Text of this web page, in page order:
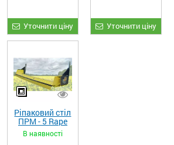
Уточнити ціну Уточнити ціну
Ріпаковий стіл
ПРМ - 5 Rape
Fiore
В наявності